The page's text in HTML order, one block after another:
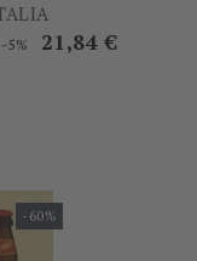
-5% Prezzo
21,84 €
-60%